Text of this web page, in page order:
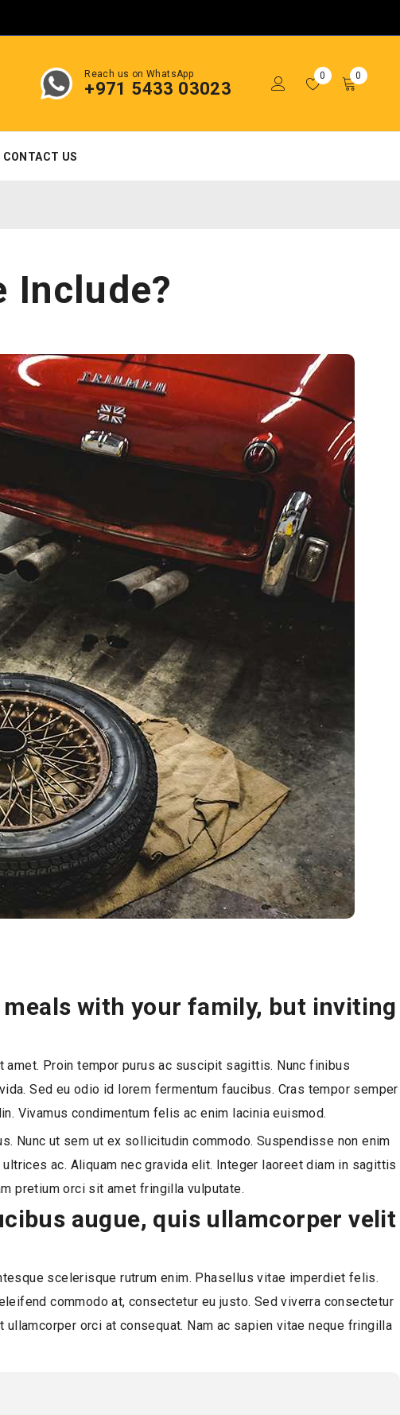
Reach us on WhatsApp
+971 5433 03023
0 0
CONTACT US
Include?
with your family, but inviting
Proin tempor purus ac suscipit sagittis. Nunc finibus
Sed eu odio id lorem fermentum faucibus. Cras tempor semper
Vivamus condimentum felis ac enim lacinia euismod.
Nunc ut sem ut ex sollicitudin commodo. Suspendisse non enim
ac. Aliquam nec gravida elit. Integer laoreet diam in sagittis
pretium orci sit amet fringilla vulputate.
augue, quis ullamcorper velit
scelerisque rutrum enim. Phasellus vitae imperdiet felis.
commodo at, consectetur eu justo. Sed viverra consectetur
orci at consequat. Nam ac sapien vitae neque fringilla